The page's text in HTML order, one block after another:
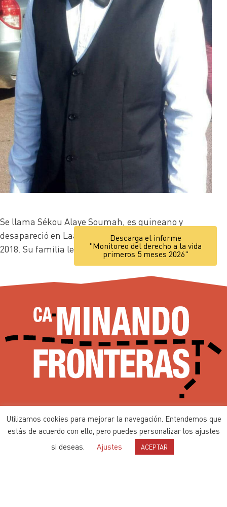
Se llama Sékou Alaye Soumah, es guineano y
desapareció en Laayoune el 18 de noviembre de
2018. Su familia le busca desde entonces
Descarga el informe
"Monitoreo del derecho a la vida
primeros 5 meses 2026"
Ca-minando Fronteras desde 2002
Contenidos bajoLicencia de Producción de Pares
Utilizamos cookies para mejorar la navegación. Entendemos que
estás de acuerdo con ello, pero puedes personalizar los ajustes
si deseas.
Ajustes ACEPTAR